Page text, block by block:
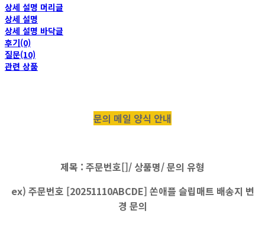
상세 설명 머리글
상세 설명
상세 설명 바닥글
후기(0)
질문(10)
관련 상품
문의 메일 양식 안내
제목 : 주문번호[]/ 상품명/ 문의 유형
ex) 주문번호 [20251110ABCDE] 쏜애플 슬립매트 배송지 변
경 문의